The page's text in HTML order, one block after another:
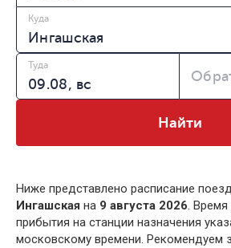
Куда
Туда
Найти
Ниже представлено расписание
Ингашская на 9 августа 2026. Время
прибытия на станции назначения
московскому времени. Рекомендуем